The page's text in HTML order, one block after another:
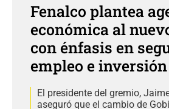
Fenalco plantea
económica al
con énfasis en
empleo e inversión
El presidente del gremio,
aseguró que el cambio de